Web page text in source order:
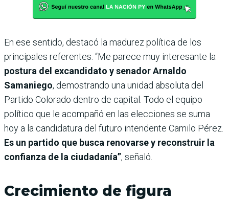
En ese sentido, destacó la madurez política de los
principales referentes. “Me parece muy interesante la
postura del excandidato y senador Arnaldo
Samaniego, demostrando una unidad absoluta del
Partido Colorado dentro de capital. Todo el equipo
político que le acompañó en las elecciones se suma
hoy a la candidatura del futuro intendente Camilo Pérez.
Es un partido que busca renovarse y reconstruir la
confianza de la ciudadanía”, señaló.
Crecimiento de figura